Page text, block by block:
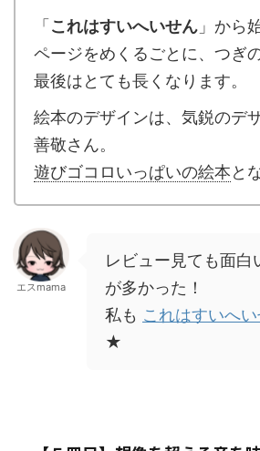
「これはすいへいせん 」から
ページをめくるごとに、つぎ
最後はとても長くなります。
絵本のデザインは、気鋭のデ
善敬さん。
遊びゴコロいっぱいの絵本と
エスmama
レビュー見ても面白
が多かった！
私も これはすいへ
★